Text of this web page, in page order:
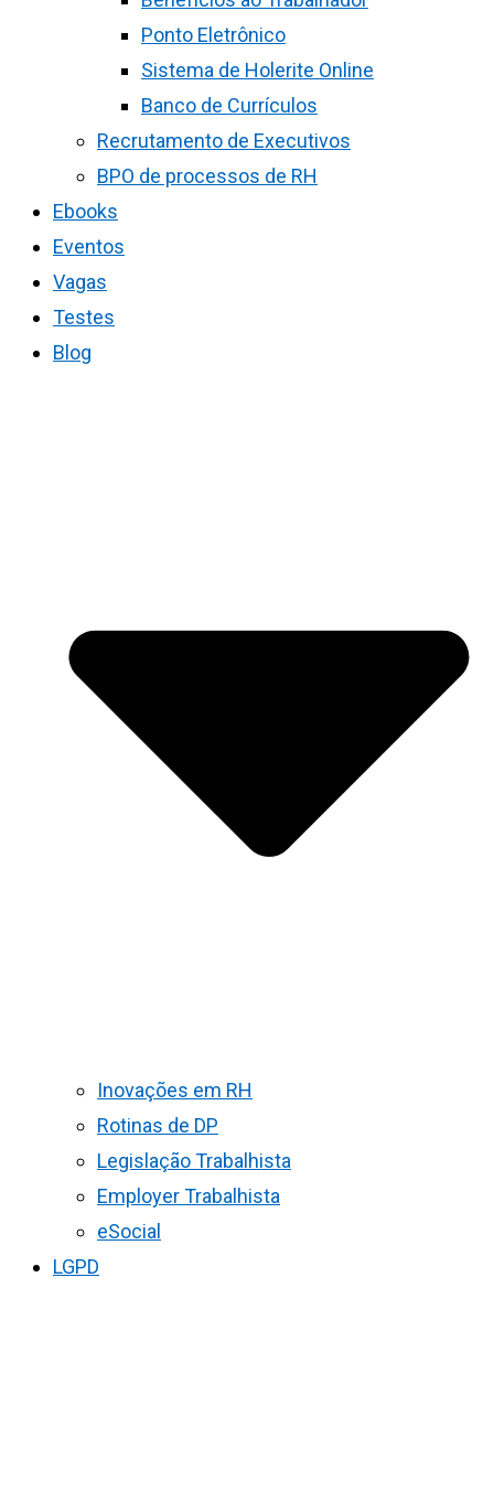
Ponto Eletrônico
Sistema de Holerite Online
Banco de Currículos
Recrutamento de Executivos
BPO de processos de RH
Ebooks
Eventos
Vagas
Testes
Blog
Inovações em RH
Rotinas de DP
Legislação Trabalhista
Employer Trabalhista
eSocial
LGPD